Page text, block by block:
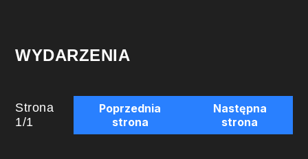
WYDARZENIA
Strona
1/1
Poprzednia
strona
Następna
strona